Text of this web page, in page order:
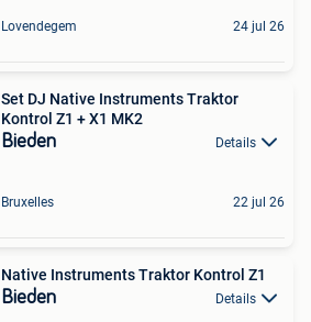
Lovendegem 24 jul 26
Set DJ Native Instruments Traktor
Kontrol Z1 + X1 MK2
Bieden Details
Bruxelles 22 jul 26
Native Instruments Traktor Kontrol Z1
Bieden Details